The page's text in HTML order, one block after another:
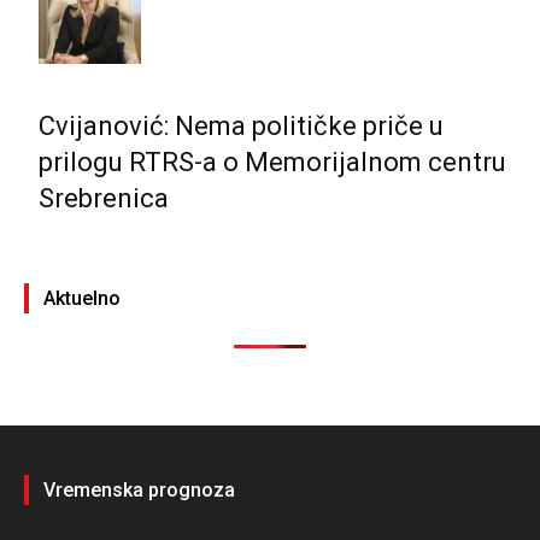
Cvijanović: Nema političke priče u
prilogu RTRS-a o Memorijalnom centru
Srebrenica
Aktuelno
Vremenska prognoza